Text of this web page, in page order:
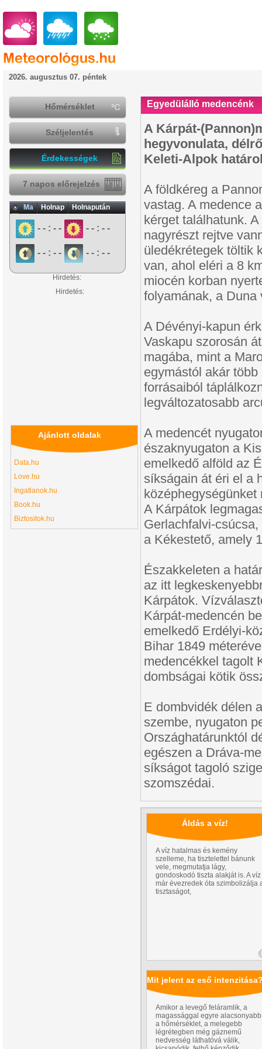
2026. augusztus 07. péntek
Egyedülálló medencénk
A Kárpát-
hegyvonulata,
Keleti-Alpok
A földkéreg a
vastag. A medence
kérget találhatunk.
nagyrészt rejtve
üledékrétegek töltik
van, ahol eléri a 8
miocén korban
folyamának, a
A Dévényi-kapun
Vaskapu szorosán
magába, mint a
egymástól akár
forrásaiból
legváltozatosabb
A medencét
északnyugaton a
emelkedő alföld az
síkságain át éri el a
A Kárpátok
Gerlachfalvi-
a Kékestető, amely
Északkeleten a
az itt
Kárpátok.
Kárpát-medencén
emelkedő Erdélyi-
Bihar 1849
medencékkel tagolt
dombságai kötik
E dombvidék délen
szembe, nyugaton
Országhatárunktól
egészen a Dráva-
síkságot tagoló
szomszédai.
Áldás a víz!
A víz hatalmas és kemény
szelleme, ha tisztelettel bánunk
vele, megmutatja lágy,
gondoskodó tiszta alakját is. A víz
már évezredek óta szimbolizálja
tisztaságot,
Mit jelent az eső
Amikor a levegő feláramlik, a
magassággal egyre alacsonyabb
a hőmérséklet, a melegebb
légrétegben még gáznemű
nedvesség láthatóvá válik,
Hőmérséklet
Széljelentés
Érdekességek
7 napos előrejelzés
Ma Holnap Holnapután
- - : - - - - : - -
- - : - - - - : - -
Hirdetés:
Hirdetés:
Ajánlott oldalak
Data.hu
Love.hu
Ingatlanok.hu
Book.hu
Biztositok.hu